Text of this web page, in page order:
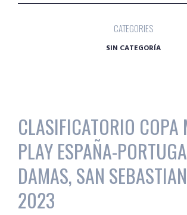
CATEGORIES
SIN CATEGORÍA
CLASIFICATORIO COPA
PLAY ESPAÑA-
DAMAS, SAN
2023